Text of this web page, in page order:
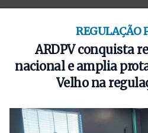
REGULAÇÃO
ARDPV conquista
nacional e amplia
Velho na